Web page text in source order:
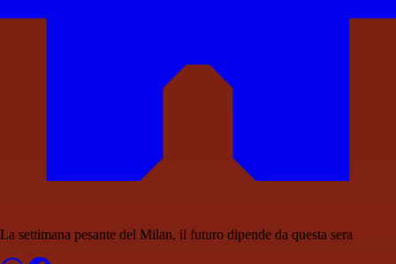
La settimana pesante del Milan, il futuro dipende da questa sera